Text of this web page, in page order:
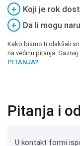
+
Koji je rok
+
Da li mogu
Kako bismo ti olakšali
na većinu pitanja.
PITANJA?
Pitanja i
U kontakt formi